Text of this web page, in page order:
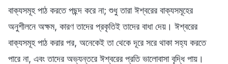
বাক্যসমূহ পাঠ করতে পছন্দ করে না; শুধু তারা ঈশ্বরের বাক্যসমূহের
অনুশীলনে অক্ষম, কারণ তাদের প্রকৃতিই তাদের বাধা দেয়। ঈশ্বরের
বাক্যসমূহ পাঠ করার পর, অনেকেই তা থেকে দূরে সরে থাকা সহ্য করতে
পারে না, এবং তাদের অভ্যন্তরে ঈশ্বরের প্রতি ভালোবাসা বৃদ্ধি পায়।